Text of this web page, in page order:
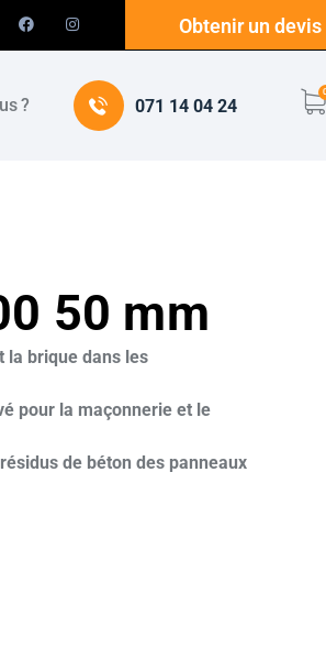
Obtenir un devis
? 071 14 04 24
50 mm
la brique dans les
pour la maçonnerie et le
de béton des panneaux